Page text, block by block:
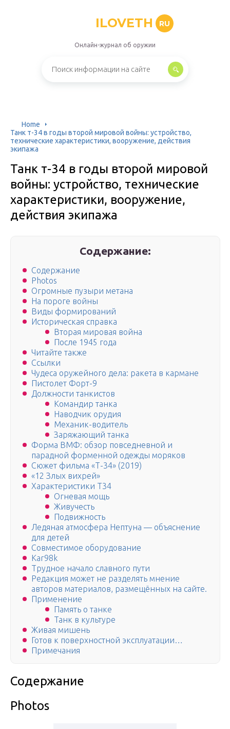
ILOVETH RU
Онлайн-журнал об оружии
Home
Танк т-34 в годы второй мировой войны: устройство,
технические характеристики, вооружение, действия
экипажа
Танк т-34 в годы второй мировой
войны: устройство, технические
характеристики, вооружение,
действия экипажа
Содержание:
Содержание
Photos
Огромные пузыри метана
На пороге войны
Виды формирований
Историческая справка
Вторая мировая война
После 1945 года
Читайте также
Ссылки
Чудеса оружейного дела: ракета в кармане
Пистолет Форт-9
Должности танкистов
Командир танка
Наводчик орудия
Механик-водитель
Заряжающий танка
Форма ВМФ: обзор повседневной и
парадной форменной одежды моряков
Сюжет фильма «Т-34» (2019)
«12 Злых вихрей»
Характеристики Т34
Огневая мощь
Живучесть
Подвижность
Ледяная атмосфера Нептуна — объяснение
для детей
Совместимое оборудование
Kar98k
Трудное начало славного пути
Редакция может не разделять мнение
авторов материалов, размещённых на сайте.
Применение
Память о танке
Танк в культуре
Живая мишень
Готов к поверхностной эксплуатации…
Примечания
Содержание
Photos